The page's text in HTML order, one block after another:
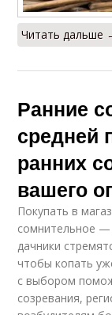
Читать дальше
Ранние
средней
ранних
вашего
Покупать в
сомнительное —
дачники
чтобы копать
с выбором
созревания,